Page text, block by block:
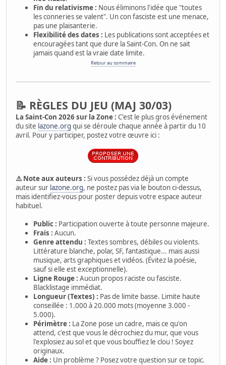
Fin du relativisme : Nous éliminons l'idée que "toutes
les conneries se valent". Un con fasciste est une menace,
pas une plaisanterie.
Flexibilité des dates : Les publications sont acceptées et
encouragées tant que dure la Saint-Con. On ne sait
jamais quand est la vraie date limite.
Retour au sommaire
📝 RÈGLES DU JEU (MAJ 30/03)
La Saint-Con 2026 sur la Zone : C'est le plus gros événement
du site lazone.org qui se déroule chaque année à partir du 10
avril. Pour y participer, postez votre œuvre ici :
⚠️ Note aux auteurs : Si vous possédez déjà un compte
auteur sur lazone.org, ne postez pas via le bouton ci-dessus,
mais identifiez-vous pour poster depuis votre espace auteur
habituel.
Public : Participation ouverte à toute personne majeure.
Frais : Aucun.
Genre attendu : Textes sombres, débiles ou violents.
Littérature blanche, polar, SF, fantastique... mais aussi
musique, arts graphiques et vidéos. (Évitez la poésie,
sauf si elle est exceptionnelle).
Ligne Rouge : Aucun propos raciste ou fasciste.
Blacklistage immédiat.
Longueur (Textes) : Pas de limite basse. Limite haute
conseillée : 1.000 à 20.000 mots (moyenne 3.000 -
5.000).
Périmètre : La Zone pose un cadre, mais ce qu'on
attend, c'est que vous le décrochiez du mur, que vous
l'explosiez au sol et que vous bouffiez le clou ! Soyez
originaux.
Aide : Un problème ? Posez votre question sur ce topic.